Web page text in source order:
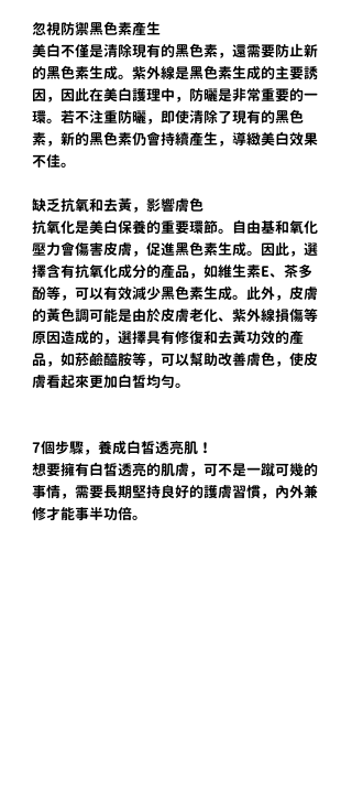
忽視防禦黑色素產生
美白不僅是清除現有的黑色素，還需要防止新
的黑色素生成。紫外線是黑色素生成的主要誘
因，因此在美白護理中，防曬是非常重要的一
環。若不注重防曬，即使清除了現有的黑色
素，新的黑色素仍會持續產生，導緻美白效果
不佳。
缺乏抗氧和去黃，影響膚色
抗氧化是美白保養的重要環節。自由基和氧化
壓力會傷害皮膚，促進黑色素生成。因此，選
擇含有抗氧化成分的產品，如維生素E、茶多
酚等，可以有效減少黑色素生成。此外，皮膚
的黃色調可能是由於皮膚老化、紫外線損傷等
原因造成的，選擇具有修復和去黃功效的產
品，如菸鹼醯胺等，可以幫助改善膚色，使皮
膚看起來更加白皙均勻。
7個步驟，養成白皙透亮肌！
想要擁有白皙透亮的肌膚，可不是一蹴可幾的
事情，需要長期堅持良好的護膚習慣，內外兼
修才能事半功倍。